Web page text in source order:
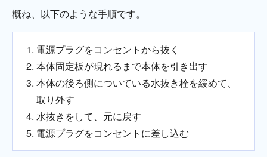
概ね、以下のような手順です。
電源プラグをコンセントから抜く
本体固定板が現れるまで本体を引き出す
本体の後ろ側についている水抜き栓を緩めて、
取り外す
水抜きをして、元に戻す
電源プラグをコンセントに差し込む